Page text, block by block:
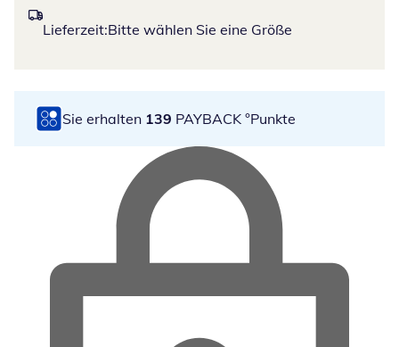
Lieferzeit:Bitte wählen Sie eine Größe
Sie erhalten 139 PAYBACK °Punkte